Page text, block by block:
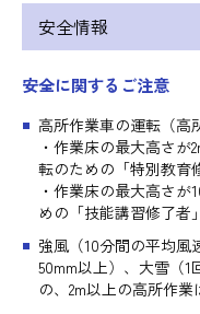
安全情報
安全に関するご注意
高所作業車の運転（高
・作業床の最大高さが
転のための「特別教育
・作業床の最大高さ
めの「技能講習修了者
強風（10分間の平均風
50mm以上）、大雪（1
の、2m以上の高所作